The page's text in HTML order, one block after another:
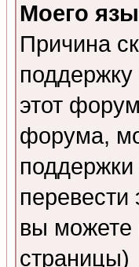
Моего
Причина
этот
форума,
вы можете
страницы)